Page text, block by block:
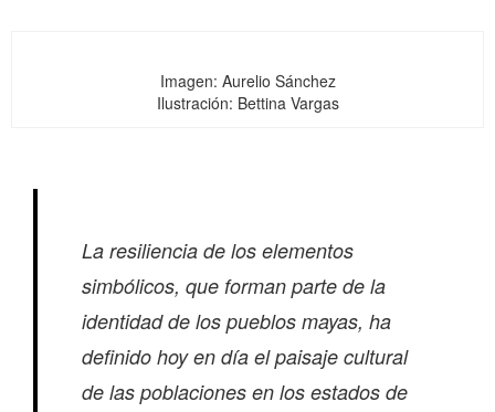
Imagen: Aurelio Sánchez
Ilustración: Bettina Vargas
La resiliencia de los elementos
simbólicos, que forman parte de la
identidad de los pueblos mayas, ha
definido hoy en día el paisaje cultural
de las poblaciones en los estados de